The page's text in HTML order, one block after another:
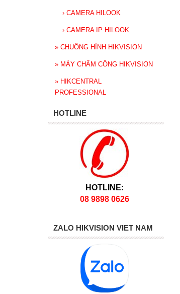
› CAMERA HILOOK
› CAMERA IP HILOOK
» CHUÔNG HÌNH HIKVISION
» MÁY CHẤM CÔNG HIKVISION
» HIKCENTRAL
PROFESSIONAL
HOTLINE
HOTLINE:
08 9898 0626
ZALO HIKVISION VIET NAM